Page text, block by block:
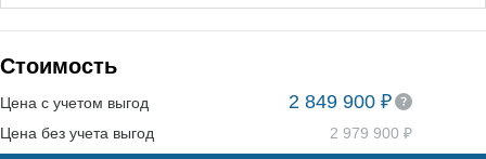
Стоимость
Цена с учетом выгод 2 849 900 ₽
Цена без учета выгод 2 979 900 ₽